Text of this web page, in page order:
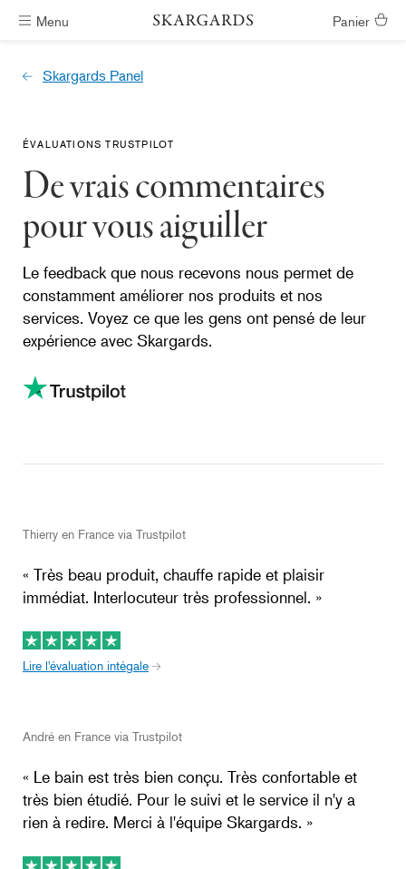
Menu Livraison gratuite Panier
Skargards Panel
ÉVALUATIONS TRUSTPILOT
De vrais commentaires
pour vous aiguiller
Le feedback que nous recevons nous permet de
constamment améliorer nos produits et nos
services. Voyez ce que les gens ont pensé de leur
expérience avec Skargards.
Thierry en France via Trustpilot
« Très beau produit, chauffe rapide et plaisir
immédiat. Interlocuteur très professionnel. »
Lire l'évaluation intégale
André en France via Trustpilot
« Le bain est très bien conçu. Très confortable et
très bien étudié. Pour le suivi et le service il n'y a
rien à redire. Merci à l'équipe Skargards. »